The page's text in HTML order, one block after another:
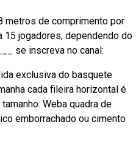
metros de comprimento por
15 jogadores, dependendo do
se inscreva no canal:
exclusiva do basquete
cada fileira horizontal é
Weba quadra de
emborrachado ou cimento